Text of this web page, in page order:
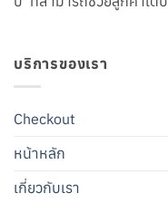
บริการของเรา
Checkout
หน้าหลัก
เกี่ยวกับเรา